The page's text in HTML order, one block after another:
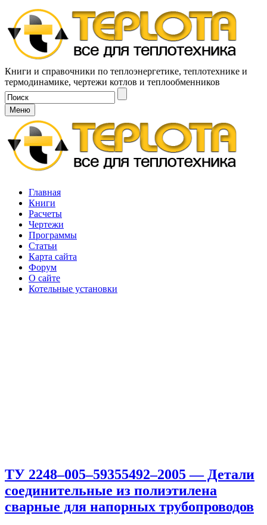
Книги и справочники по теплоэнергетике, теплотехнике и
термодинамике, чертежи котлов и теплообменников
Меню
Главная
Книги
Расчеты
Чертежи
Программы
Статьи
Карта сайта
Форум
О сайте
Котельные установки
ТУ 2248–005–59355492–2005 — Детали
соединительные из полиэтилена
cварные для напорных трубопроводов